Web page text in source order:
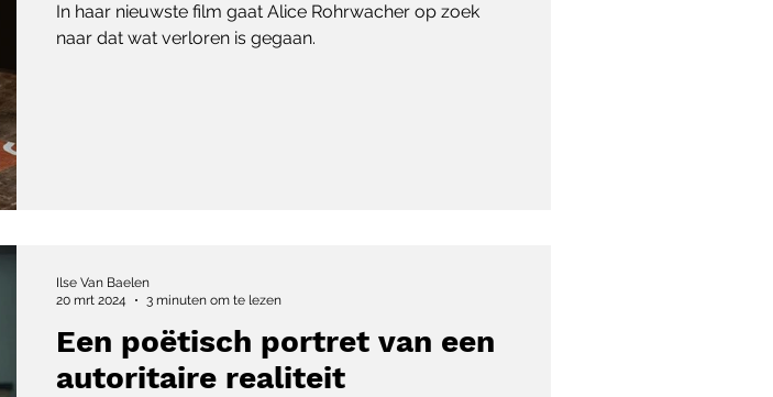
In haar nieuwste film gaat Alice Rohrwacher op zoek
naar dat wat verloren is gegaan.
Een poëtisch portret van een
autoritaire realiteit
Ilse Van Baelen
20 mrt 2024
3 minuten om te lezen